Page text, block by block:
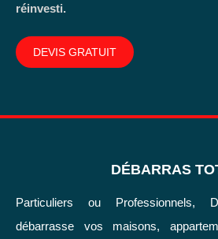
réinvesti.
DEVIS GRATUIT
DÉBARRAS
Particuliers ou Professionnels,
débarrasse vos maisons,